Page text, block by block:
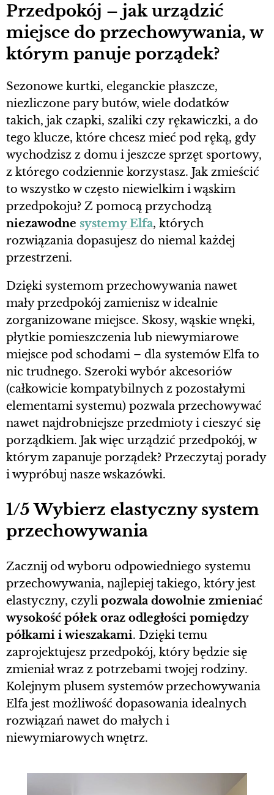
Przedpokój – jak urządzić
miejsce do przechowywania, w
którym panuje porządek?
Sezonowe kurtki, eleganckie płaszcze,
niezliczone pary butów, wiele dodatków
takich, jak czapki, szaliki czy rękawiczki, a do
tego klucze, które chcesz mieć pod ręką, gdy
wychodzisz z domu i jeszcze sprzęt sportowy,
z którego codziennie korzystasz. Jak zmieścić
to wszystko w często niewielkim i wąskim
przedpokoju? Z pomocą przychodzą
niezawodne systemy Elfa, których
rozwiązania dopasujesz do niemal każdej
przestrzeni.
Dzięki systemom przechowywania nawet
mały przedpokój zamienisz w idealnie
zorganizowane miejsce. Skosy, wąskie wnęki,
płytkie pomieszczenia lub niewymiarowe
miejsce pod schodami – dla systemów Elfa to
nic trudnego. Szeroki wybór akcesoriów
(całkowicie kompatybilnych z pozostałymi
elementami systemu) pozwala przechowywać
nawet najdrobniejsze przedmioty i cieszyć się
porządkiem. Jak więc urządzić przedpokój, w
którym zapanuje porządek? Przeczytaj porady
i wypróbuj nasze wskazówki.
1/5 Wybierz elastyczny system
przechowywania
Zacznij od wyboru odpowiedniego systemu
przechowywania, najlepiej takiego, który jest
elastyczny, czyli pozwala dowolnie zmieniać
wysokość półek oraz odległości pomiędzy
półkami i wieszakami. Dzięki temu
zaprojektujesz przedpokój, który będzie się
zmieniał wraz z potrzebami twojej rodziny.
Kolejnym plusem systemów przechowywania
Elfa jest możliwość dopasowania idealnych
rozwiązań nawet do małych i
niewymiarowych wnętrz.